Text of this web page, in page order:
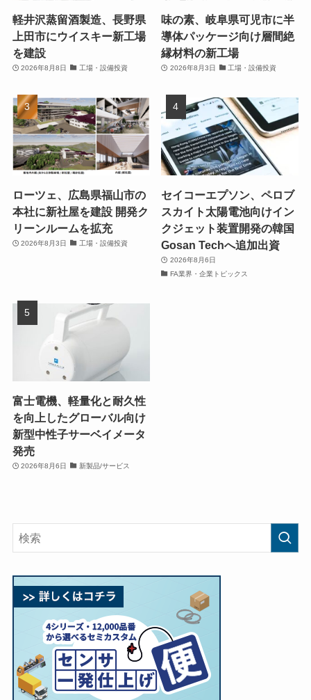
軽井沢蒸留酒製造、長野県
上田市にウイスキー新工場
を建設
2026年8月8日 工場・設備投資
味の素、岐阜県可児市に半
導体パッケージ向け層間絶
縁材料の新工場
2026年8月3日 工場・設備投資
ローツェ、広島県福山市の
本社に新社屋を建設 開発ク
リーンルームを拡充
2026年8月3日 工場・設備投資
セイコーエプソン、ペロブ
スカイト太陽電池向けイン
クジェット装置開発の韓国
Gosan Techへ追加出資
2026年8月6日
FA業界・企業トピックス
富士電機、軽量化と耐久性
を向上したグローバル向け
新型中性子サーベイメータ
発売
2026年8月6日 新製品/サービス